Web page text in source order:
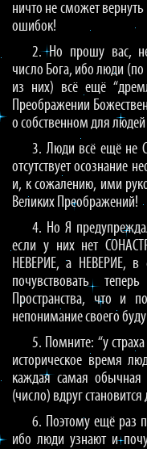
ничто не сможет
ошибок!
2. Но прошу вас,
число Бога, ибо люди
из них) всё ещё
Преображении
о собственном для
3. Люди всё ещё не
отсутствует осознание
и, к сожалению, ими
Великих Преображений!
4. Но Я
если у них нет
НЕВЕРИЕ, а НЕВЕРИЕ, в
почувствовать
Пространства, что и
непонимание своего
5. Помните: “у
историческое время
каждая самая
(число) вдруг
6. Поэтому ещё раз
ибо люди узнают и